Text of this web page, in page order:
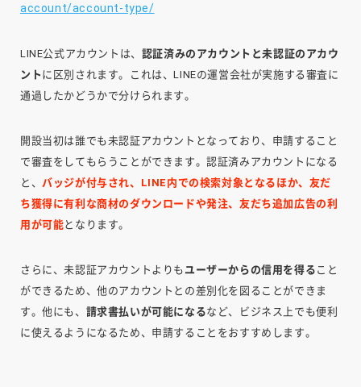
account/account-type/
LINE公式アカウントは、 認証済みのアカウントと未認証のアカウ
ント に区別されます。これは、LINEの運営会社が実施する審査に
通過したかどうかで分けられます。
開設当初は誰でも未認証アカウントとなっており、申請すること
で審査をしてもらうことができます。認証済みアカウントになる
と、 バッジが付与され、LINE内での検索対象となるほか、友だ
ち獲得に有利な商材のダウンロードや発注、友だち追加広告の利
用が可能となります。
さらに、未認証アカウントよりも ユーザーからの信用を得る こと
ができるため、他のアカウントとの差別化を図ることができま
す。他にも、 請求書払いが可能になるなど、ビジネス上でも便利
に使えるようになるため、申請することをおすすめします。